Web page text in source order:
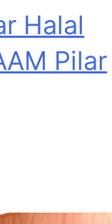
Halal
Pilar